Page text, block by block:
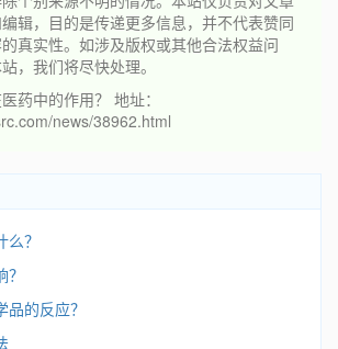
辑，目的是传递更多信息，并不代表赞同
真实性。如涉及版权或其他合法权益问
，我们将尽快处理。
药中的作用？ 地址：
news/38962.html
？
的反应？